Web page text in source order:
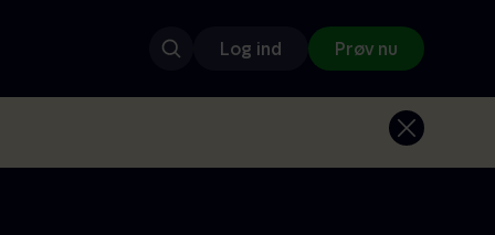
Log ind Prøv nu